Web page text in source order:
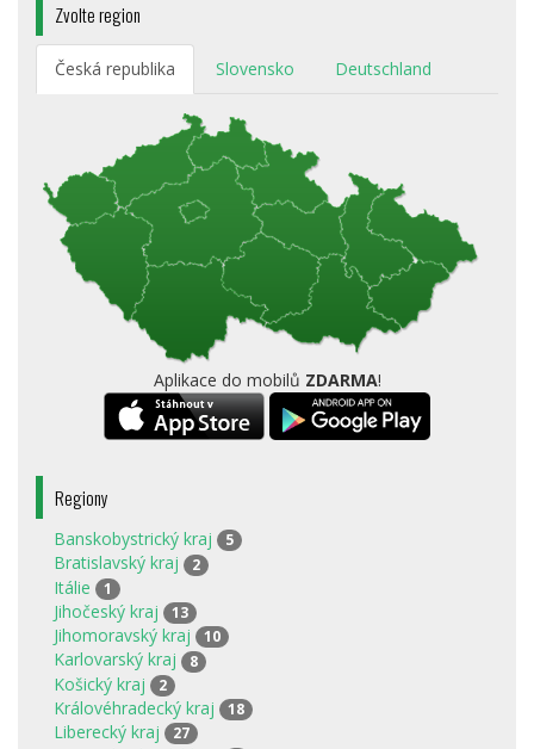
Zvolte region
Česká republika Slovensko Deutschland
Aplikace do mobilů ZDARMA!
Regiony
Banskobystrický kraj 5
Bratislavský kraj 2
Itálie 1
Jihočeský kraj 13
Jihomoravský kraj 10
Karlovarský kraj 8
Košický kraj 2
Královéhradecký kraj 18
Liberecký kraj 27